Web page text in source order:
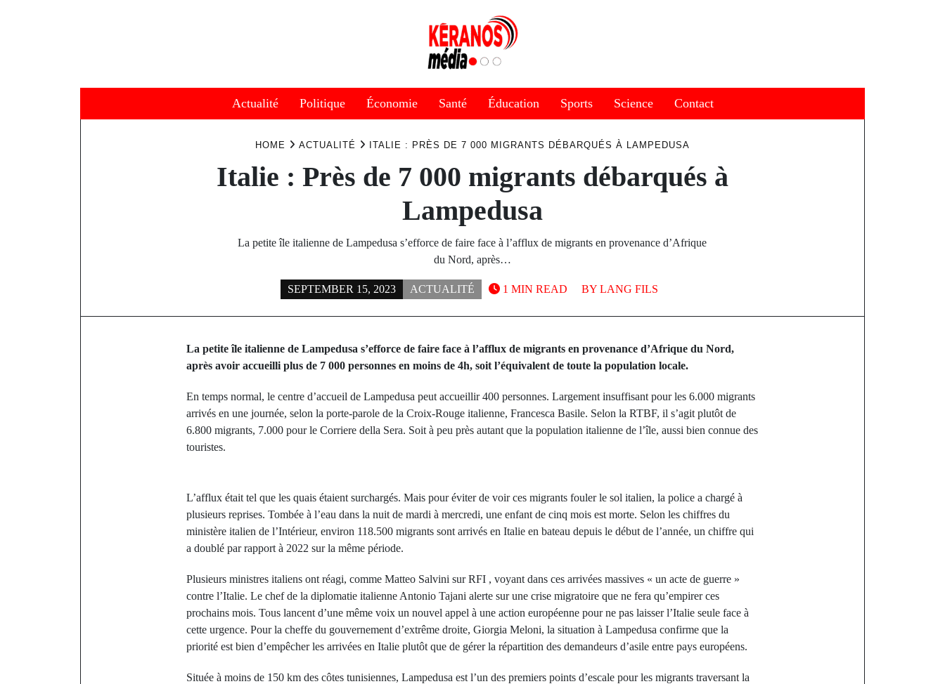
Actualité Politique Économie Santé Éducation Sports Science Contact
HOME ACTUALITÉ ITALIE : PRÈS DE 7 000 MIGRANTS DÉBARQUÉS À LAMPEDUSA
Italie : Près de 7 000 migrants débarqués à
Lampedusa
La petite île italienne de Lampedusa s’efforce de faire face à l’afflux de migrants en provenance d’Afrique
du Nord, après…
SEPTEMBER 15, 2023 ACTUALITÉ BY LANG FILS
1 MIN READ
La petite île italienne de Lampedusa s’efforce de faire face à l’afflux de migrants en provenance d’Afrique du Nord,
après avoir accueilli plus de 7 000 personnes en moins de 4h, soit l’équivalent de toute la population locale.
En temps normal, le centre d’accueil de Lampedusa peut accueillir 400 personnes. Largement insuffisant pour les 6.000 migrants
arrivés en une journée, selon la porte-parole de la Croix-Rouge italienne, Francesca Basile. Selon la RTBF, il s’agit plutôt de
6.800 migrants, 7.000 pour le Corriere della Sera. Soit à peu près autant que la population italienne de l’île, aussi bien connue des
touristes.
L’afflux était tel que les quais étaient surchargés. Mais pour éviter de voir ces migrants fouler le sol italien, la police a chargé à
plusieurs reprises. Tombée à l’eau dans la nuit de mardi à mercredi, une enfant de cinq mois est morte. Selon les chiffres du
ministère italien de l’Intérieur, environ 118.500 migrants sont arrivés en Italie en bateau depuis le début de l’année, un chiffre qui
a doublé par rapport à 2022 sur la même période.
Plusieurs ministres italiens ont réagi, comme Matteo Salvini sur RFI , voyant dans ces arrivées massives « un acte de guerre »
contre l’Italie. Le chef de la diplomatie italienne Antonio Tajani alerte sur une crise migratoire que ne fera qu’empirer ces
prochains mois. Tous lancent d’une même voix un nouvel appel à une action européenne pour ne pas laisser l’Italie seule face à
cette urgence. Pour la cheffe du gouvernement d’extrême droite, Giorgia Meloni, la situation à Lampedusa confirme que la
priorité est bien d’empêcher les arrivées en Italie plutôt que de gérer la répartition des demandeurs d’asile entre pays européens.
Située à moins de 150 km des côtes tunisiennes, Lampedusa est l’un des premiers points d’escale pour les migrants traversant la